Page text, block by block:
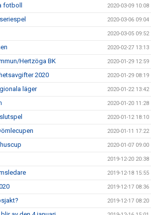
fotboll 2020-03-09 10:08
2020-03-06 09:04
2020-03-05 09:52
2020-02-27 13:13
Hertzöga BK 2020-01-29 12:59
2020 2020-01-29 08:19
läger 2020-01-22 13:42
2020-01-20 11:28
2020-01-12 18:10
2020-01-11 17:22
2020-01-07 09:00
2019-12-20 20:38
2019-12-18 15:55
2019-12-17 08:36
2019-12-17 08:20